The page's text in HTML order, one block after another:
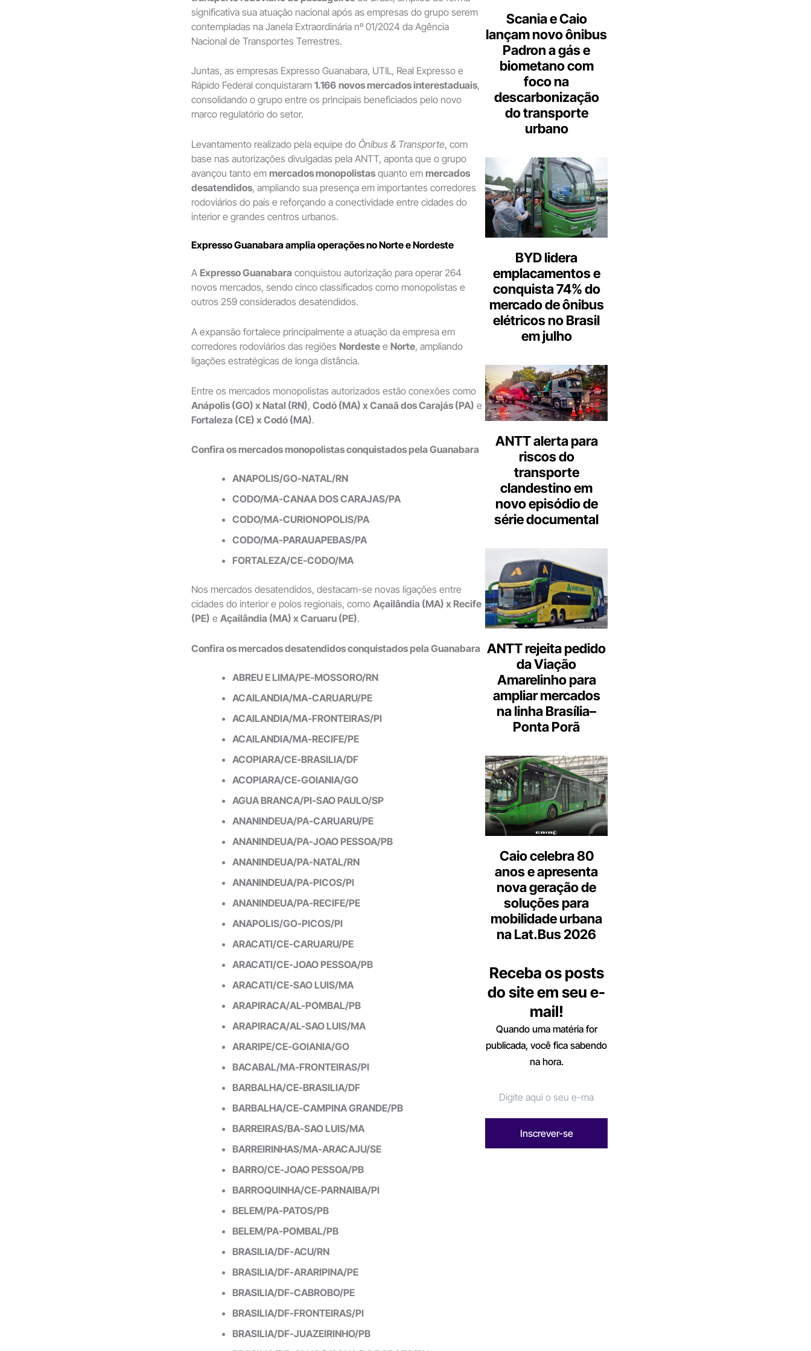
significativa sua atuação nacional após as empresas do grupo serem
contempladas na Janela Extraordinária nº 01/2024 da Agência
Nacional de Transportes Terrestres.
Juntas, as empresas Expresso Guanabara, UTIL, Real Expresso e
Rápido Federal conquistaram 1.166 novos mercados interestaduais,
consolidando o grupo entre os principais beneficiados pelo novo
marco regulatório do setor.
Levantamento realizado pela equipe do Ônibus & Transporte, com
base nas autorizações divulgadas pela ANTT, aponta que o grupo
avançou tanto em mercados monopolistas quanto em mercados
desatendidos, ampliando sua presença em importantes corredores
rodoviários do país e reforçando a conectividade entre cidades do
interior e grandes centros urbanos.
Expresso Guanabara amplia operações no Norte e Nordeste
A Expresso Guanabara conquistou autorização para operar 264
novos mercados, sendo cinco classificados como monopolistas e
outros 259 considerados desatendidos.
A expansão fortalece principalmente a atuação da empresa em
corredores rodoviários das regiões Nordeste e Norte, ampliando
ligações estratégicas de longa distância.
Entre os mercados monopolistas autorizados estão conexões como
Anápolis (GO) x Natal (RN), Codó (MA) x Canaã dos Carajás (PA) e
Fortaleza (CE) x Codó (MA).
Confira os mercados monopolistas conquistados pela Guanabara
ANAPOLIS/GO-NATAL/RN
CODO/MA-CANAA DOS CARAJAS/PA
CODO/MA-CURIONOPOLIS/PA
CODO/MA-PARAUAPEBAS/PA
FORTALEZA/CE-CODO/MA
Nos mercados desatendidos, destacam-se novas ligações entre
cidades do interior e polos regionais, como Açailândia (MA) x Recife
(PE) e Açailândia (MA) x Caruaru (PE).
Confira os mercados desatendidos conquistados pela Guanabara
ABREU E LIMA/PE-MOSSORO/RN
ACAILANDIA/MA-CARUARU/PE
ACAILANDIA/MA-FRONTEIRAS/PI
ACAILANDIA/MA-RECIFE/PE
ACOPIARA/CE-BRASILIA/DF
ACOPIARA/CE-GOIANIA/GO
AGUA BRANCA/PI-SAO PAULO/SP
ANANINDEUA/PA-CARUARU/PE
ANANINDEUA/PA-JOAO PESSOA/PB
ANANINDEUA/PA-NATAL/RN
ANANINDEUA/PA-PICOS/PI
ANANINDEUA/PA-RECIFE/PE
ANAPOLIS/GO-PICOS/PI
ARACATI/CE-CARUARU/PE
ARACATI/CE-JOAO PESSOA/PB
ARACATI/CE-SAO LUIS/MA
ARAPIRACA/AL-POMBAL/PB
ARAPIRACA/AL-SAO LUIS/MA
ARARIPE/CE-GOIANIA/GO
BACABAL/MA-FRONTEIRAS/PI
BARBALHA/CE-BRASILIA/DF
BARBALHA/CE-CAMPINA GRANDE/PB
BARREIRAS/BA-SAO LUIS/MA
BARREIRINHAS/MA-ARACAJU/SE
BARRO/CE-JOAO PESSOA/PB
BARROQUINHA/CE-PARNAIBA/PI
BELEM/PA-PATOS/PB
BELEM/PA-POMBAL/PB
BRASILIA/DF-ACU/RN
BRASILIA/DF-ARARIPINA/PE
BRASILIA/DF-CABROBO/PE
BRASILIA/DF-FRONTEIRAS/PI
BRASILIA/DF-JUAZEIRINHO/PB
Scania e Caio
lançam novo ônibus
Padron a gás e
biometano com
foco na
descarbonização
do transporte
urbano
BYD lidera
emplacamentos e
conquista 74% do
mercado de ônibus
elétricos no Brasil
em julho
ANTT alerta para
riscos do
transporte
clandestino em
novo episódio de
série documental
ANTT rejeita pedido
da Viação
Amarelinho para
ampliar mercados
na linha Brasília–
Ponta Porã
Caio celebra 80
anos e apresenta
nova geração de
soluções para
mobilidade urbana
na Lat.Bus 2026
Receba os posts
do site em seu e-
mail!
Quando uma matéria for
publicada, você fica sabendo
na hora.
Inscrever-se